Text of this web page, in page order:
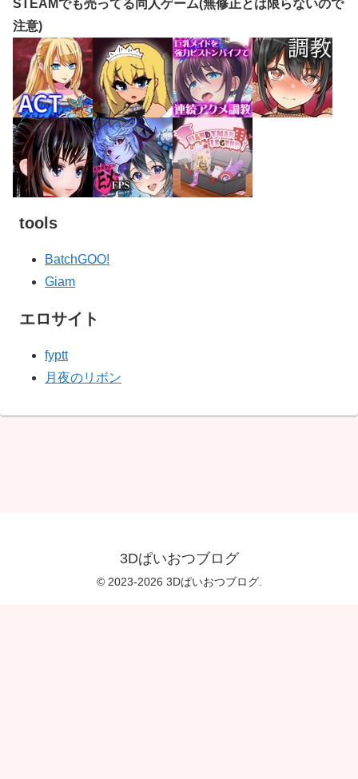
STEAMでも売ってる同人ゲーム(無修正とは限らないので
注意)
tools
BatchGOO!
Giam
エロサイト
fyptt
月夜のリボン
3Dぱいおつブログ
© 2023-2026 3Dぱいおつブログ.